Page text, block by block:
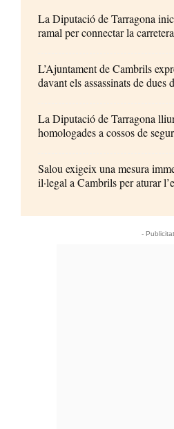
La Diputació de Tarragona
ramal per connectar la
L’Ajuntament de Cambrils
davant els assassinats de dues
La Diputació de Tarragona
homologades a cossos de
Salou exigeix una mesura
il·legal a Cambrils per aturar
-